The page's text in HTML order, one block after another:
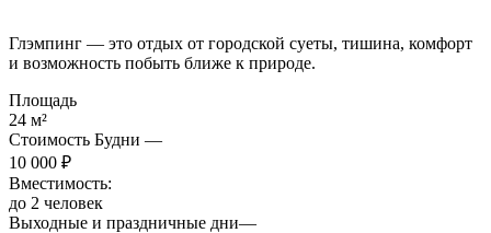
Глэмпинг — это отдых от городской суеты, тишина, комфорт
и возможность побыть ближе к природе.
Площадь
24 м²
Стоимость Будни —
10 000 ₽
Вместимость:
до 2 человек
Выходные и праздничные дни—